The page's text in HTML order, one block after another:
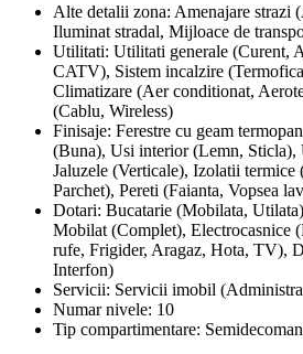
Alte detalii zona: Amenajare strazi
Iluminat stradal, Mijloace de
Utilitati: Utilitati generale (Curent,
CATV), Sistem incalzire
Climatizare (Aer conditionat,
(Cablu, Wireless)
Finisaje: Ferestre cu geam
(Buna), Usi interior (Lemn, Sticla),
Jaluzele (Verticale), Izolatii termice
Parchet), Pereti (Faianta, Vopsea
Dotari: Bucatarie (Mobilata,
Mobilat (Complet), Electrocasnice
rufe, Frigider, Aragaz, Hota, TV),
Interfon)
Servicii: Servicii imobil
Numar nivele: 10
Tip compartimentare: